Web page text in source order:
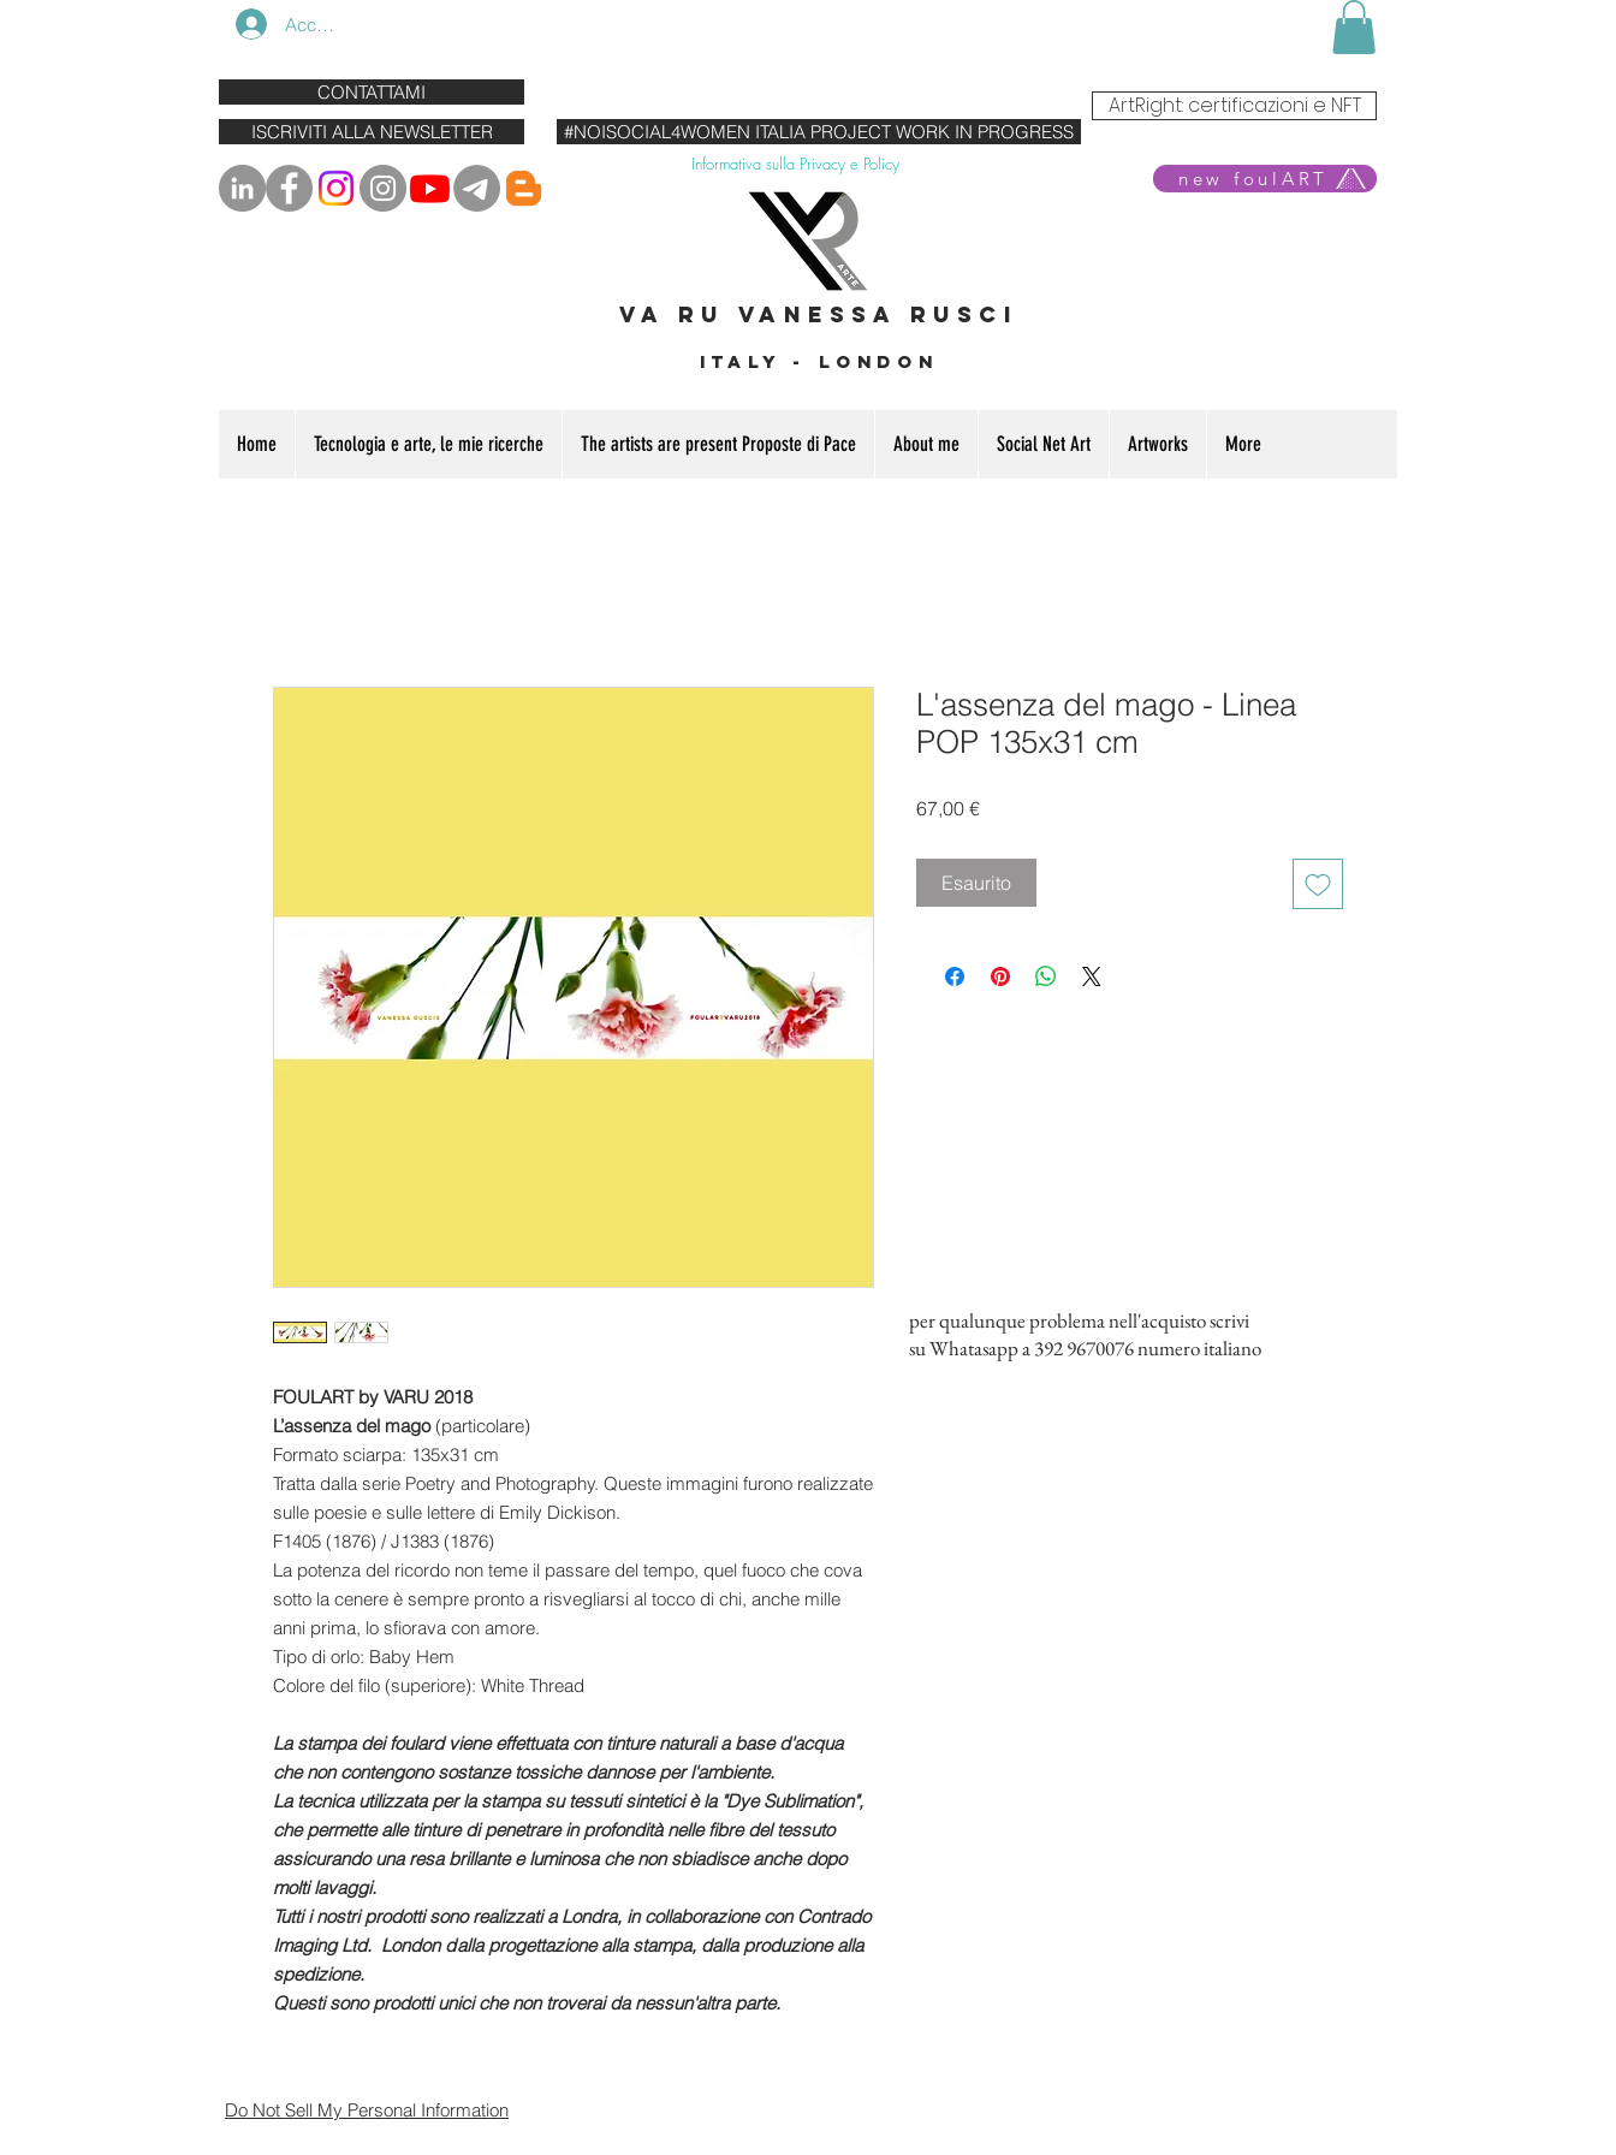
Accedi
CONTATTAMI
ISCRIVITI ALLA NEWSLETTER
ArtRight: certificazioni e NFT
#NOISOCIAL4WOMEN ITALIA PROJECT WORK IN PROGRESS
Informativa sulla Privacy e Policy
VA RU VANESSA RUSCI
Italy - London
new foulART
Home Tecnologia e arte, le mie ricerche The artists are present Proposte di Pace About me Social Net Art Artworks More
FOULART by VARU 2018
L’assenza del mago(particolare)
Formato sciarpa: 135x31 cm
Tratta dalla serie Poetry and Photography. Queste immagini furono realizzate
sulle poesie e sulle lettere di Emily Dickison.
F1405 (1876) / J1383 (1876)
La potenza del ricordo non teme il passare del tempo, quel fuoco che cova
sotto la cenere è sempre pronto a risvegliarsi al tocco di chi, anche mille
anni prima, lo sfiorava con amore.
Tipo di orlo: Baby Hem
Colore del filo (superiore): White Thread
La stampa dei foulard viene effettuata con tinture naturali a base d'acqua
che non contengono sostanze tossiche dannose per l'ambiente.
La tecnica utilizzata per la stampa su tessuti sintetici è la "Dye Sublimation",
che permette alle tinture di penetrare in profondità nelle fibre del tessuto
assicurando una resa brillante e luminosa che non sbiadisce anche dopo
molti lavaggi.
Tutti i nostri prodotti sono realizzati a Londra, in collaborazione con Contrado
Imaging Ltd. London dalla progettazione alla stampa, dalla produzione alla
spedizione.
Questi sono prodotti unici che non troverai da nessun'altra parte.
L'assenza del mago - Linea
POP 135x31 cm
67,00 €Prezzo
Esaurito
per qualunque problema nell'acquisto scrivi
su Whatasapp a 392 9670076 numero italiano
Do Not Sell My Personal Information